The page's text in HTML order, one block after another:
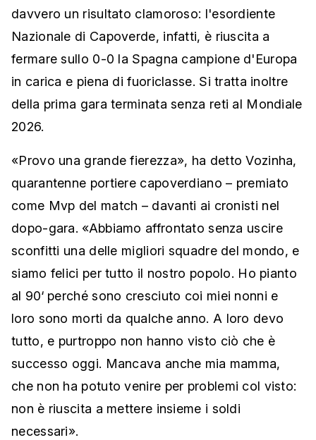
davvero un risultato clamoroso: l'esordiente
Nazionale di Capoverde, infatti, è riuscita a
fermare sullo 0-0 la Spagna campione d'Europa
in carica e piena di fuoriclasse. Si tratta inoltre
della prima gara terminata senza reti al Mondiale
2026.
«Provo una grande fierezza», ha detto Vozinha,
quarantenne portiere capoverdiano – premiato
come Mvp del match – davanti ai cronisti nel
dopo-gara. «Abbiamo affrontato senza uscire
sconfitti una delle migliori squadre del mondo, e
siamo felici per tutto il nostro popolo. Ho pianto
al 90‘ perché sono cresciuto coi miei nonni e
loro sono morti da qualche anno. A loro devo
tutto, e purtroppo non hanno visto ciò che è
successo oggi. Mancava anche mia mamma,
che non ha potuto venire per problemi col visto:
non è riuscita a mettere insieme i soldi
necessari».